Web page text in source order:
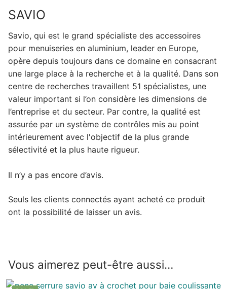
SAVIO
Savio, qui est le grand spécialiste des accessoires
pour menuiseries en aluminium, leader en Europe,
opère depuis toujours dans ce domaine en consacrant
une large place à la recherche et à la qualité. Dans son
centre de recherches travaillent 51 spécialistes, une
valeur important si l’on considère les dimensions de
l’entreprise et du secteur. Par contre, la qualité est
assurée par un système de contrôles mis au point
intérieurement avec l'objectif de la plus grande
sélectivité et la plus haute rigueur.
Il n’y a pas encore d’avis.
Seuls les clients connectés ayant acheté ce produit
ont la possibilité de laisser un avis.
Vous aimerez peut-être aussi…